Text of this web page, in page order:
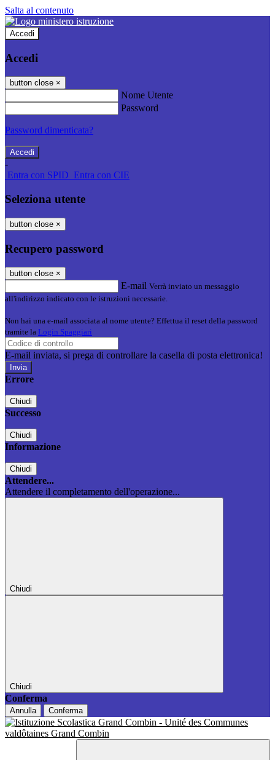
Salta al contenuto
Accedi
Accedi
button close ×
Nome Utente
Password
Password dimenticata?
-
Entra con SPID Entra con CIE
Seleziona utente
button close ×
Recupero password
button close ×
E-mail Verrà inviato un messaggio
all'indirizzo indicato con le istruzioni necessarie.
Non hai una e-mail associata al nome utente? Effettua il reset della password
tramite la Login Spaggiari
E-mail inviata, si prega di controllare la casella di posta elettronica!
Errore
Chiudi
Successo
Chiudi
Informazione
Chiudi
Attendere...
Attendere il completamento dell'operazione...
Chiudi
Chiudi
Conferma
Annulla Conferma